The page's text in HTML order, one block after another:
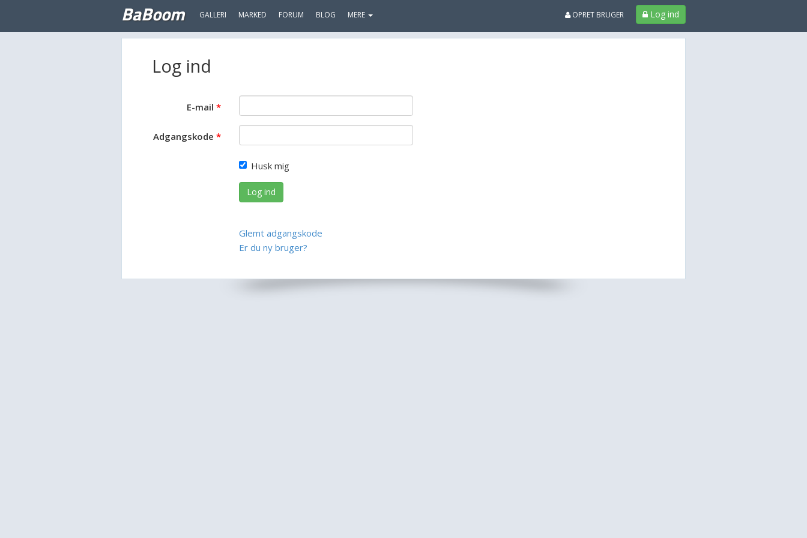
BaBoom GALLERI MARKED FORUM BLOG MERE Log ind
OPRET BRUGER
Log ind
E-mail
Adgangskode
Husk mig
Log ind
Glemt adgangskode
Er du ny bruger?